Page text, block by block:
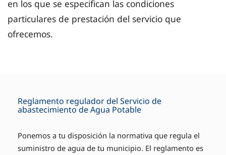
en los que se especifican las condiciones
particulares de prestación del servicio que
ofrecemos.
Reglamento regulador del Servicio de
abastecimiento de Agua Potable
Ponemos a tu disposición la normativa que regula el
suministro de agua de tu municipio. El reglamento es